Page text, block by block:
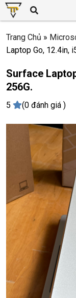
Trang Chủ »
Laptop Go, 12.4in,
Surface
256G.
5 (0 đánh giá )